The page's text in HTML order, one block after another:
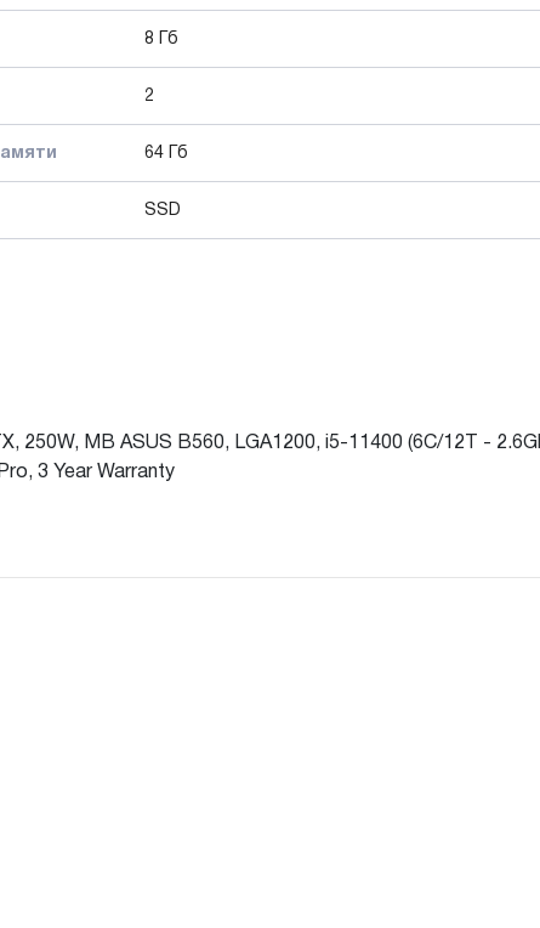
8 Гб
2
64 Гб
SSD
250W, MB ASUS B560, LGA1200, i5-11400 (6C/12T -
3 Year Warranty